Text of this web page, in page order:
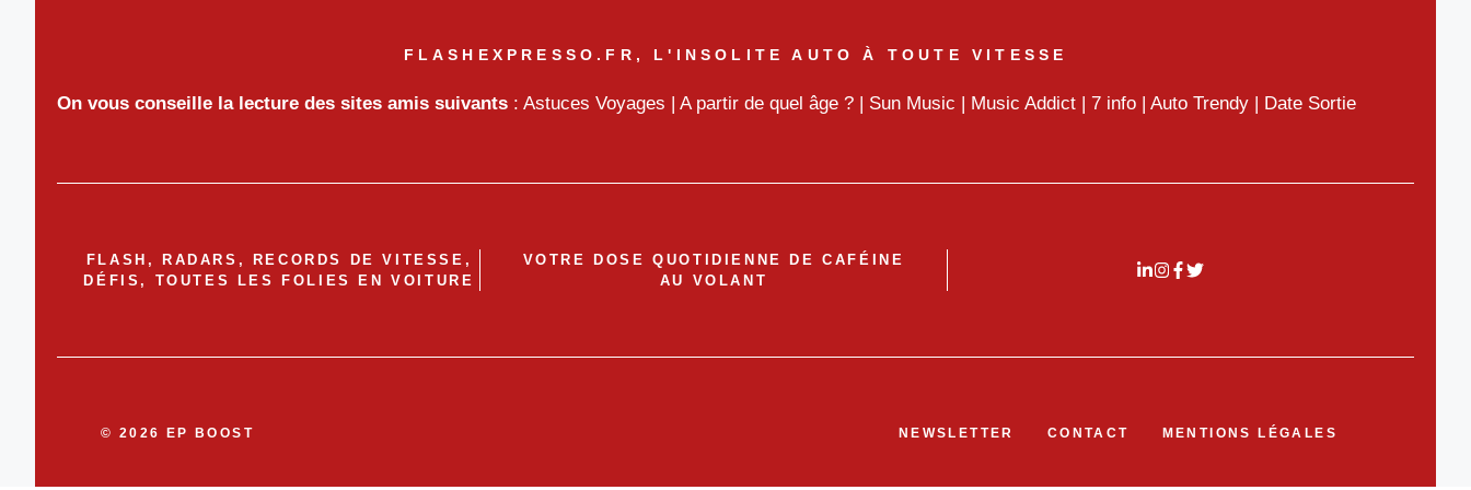
FLASHEXPRESSO.FR, L'INSOLITE AUTO À TOUTE VITESSE
On vous conseille la lecture des sites amis suivants : Astuces Voyages | A partir de quel âge ? | Sun Music | Music Addict | 7 info | Auto Trendy | Date Sortie
FLASH, RADARS, RECORDS DE VITESSE,
DÉFIS, TOUTES LES FOLIES EN VOITURE
VOTRE DOSE QUOTIDIENNE DE CAFÉINE
AU VOLANT
© 2026 EP BOOST NEWSLETTER CONTACT MENTIONS LÉGALES